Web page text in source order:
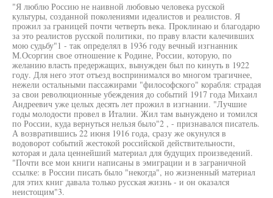
"Я люблю Россию не наивной любовью человека русской
культуры, созданной поколениями идеалистов и реалистов. Я
прожил за границей почти четверть века. Проклинаю и благодарю
за это реалистов русской политики, по праву власти калечивших
мою судьбу"1 - так определял в 1936 году вечный изгнанник
М.Осоргин свое отношение к Родине, России, которую, по
желанию власть предержащих, вынужден был по кинуть в 1922
году. Для него этот отъезд воспринимался во многом трагичнее,
нежели остальными пассажирами "философского" корабля: страдая
за свои революционные убеждения до событий 1917 года Михаил
Андреевич уже целых десять лет прожил в изгнании. "Лучшие
годы молодости провел в Италии. Жил там вынуждено и томился
по России, куда вернуться нельзя было"2 , - признавался писатель.
А возвратившись 22 июня 1916 года, сразу же окунулся в
водоворот событий жестокой российской действительности,
которая и дала ценнейший материал для будущих произведений.
"Почти все мои книги написаны в эмиграции и в заграничной
ссылке: в России писать было "некогда", но жизненный материал
для этих книг давала только русская жизнь - и он оказался
неистощим"3.